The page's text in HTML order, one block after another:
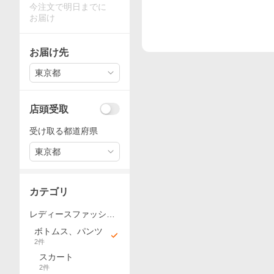
今注文で明日までに
お届け
お届け先
東京都
店頭受取
受け取る都道府県
東京都
カテゴリ
レディースファッショ
ボトムス、パンツ
2件
スカート
2件